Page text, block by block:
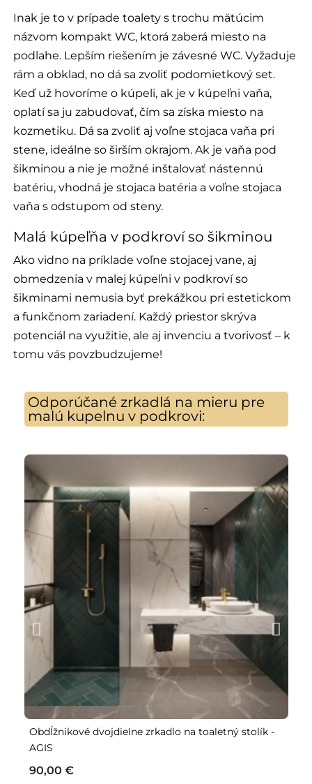
Inak je to v prípade toalety s trochu mätúcim
názvom kompakt WC, ktorá zaberá miesto na
podlahe. Lepším riešením je závesné WC. Vyžaduje
rám a obklad, no dá sa zvoliť podomietkový set.
Keď už hovoríme o kúpeli, ak je v kúpeľni vaňa,
oplatí sa ju zabudovať, čím sa získa miesto na
kozmetiku. Dá sa zvoliť aj voľne stojaca vaňa pri
stene, ideálne so širším okrajom. Ak je vaňa pod
šikminou a nie je možné inštalovať nástennú
batériu, vhodná je stojaca batéria a voľne stojaca
vaňa s odstupom od steny.
Malá kúpeľňa v podkroví so šikminou
Ako vidno na príklade voľne stojacej vane, aj
obmedzenia v malej kúpeľni v podkroví so
šikminami nemusia byť prekážkou pri estetickom
a funkčnom zariadení. Každý priestor skrýva
potenciál na využitie, ale aj invenciu a tvorivosť – k
tomu vás povzbudzujeme!
Odporúčané zrkadlá na mieru pre
malú kupelnu v podkrovi:
Obdĺžnikové dvojdielne zrkadlo na toaletný stolík -
AGIS
90,00 €